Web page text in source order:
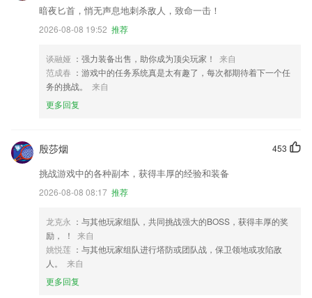
暗夜匕首，悄无声息地刺杀敌人，致命一击！
2026-08-08 19:52 推荐
谈融娅 ：强力装备出售，助你成为顶尖玩家！
来自
范成春 ：游戏中的任务系统真是太有趣了，每次都期待着下一个任
务的挑战。
来自
更多回复
453
殷莎烟
挑战游戏中的各种副本，获得丰厚的经验和装备
2026-08-08 08:17 推荐
龙克永 ：与其他玩家组队，共同挑战强大的BOSS，获得丰厚的奖
励， ！
来自
姚悦莲 ：与其他玩家组队进行塔防或团队战，保卫领地或攻陷敌
人。
来自
更多回复